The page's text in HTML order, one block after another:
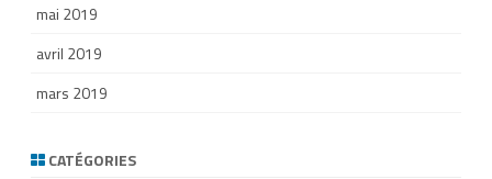
mai 2019
avril 2019
mars 2019
CATÉGORIES